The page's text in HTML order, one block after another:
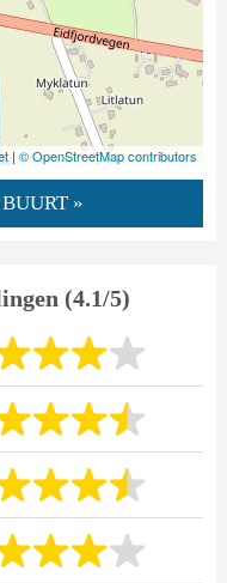
| © OpenStreetMap contributors
»
(4.1/5)